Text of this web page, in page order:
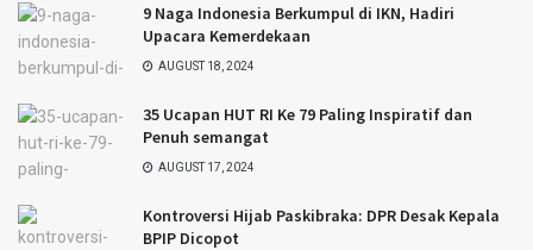
9 Naga Indonesia Berkumpul di IKN, Hadiri
Upacara Kemerdekaan
AUGUST 18, 2024
35 Ucapan HUT RI Ke 79 Paling Inspiratif dan
Penuh semangat
AUGUST 17, 2024
Kontroversi Hijab Paskibraka: DPR Desak Kepala
BPIP Dicopot